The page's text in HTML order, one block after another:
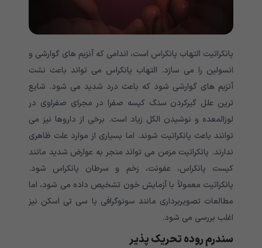
پانکراتیت التهاب پانکراس است، اندامی که آنزیم های گوارشی و
انسولین را می سازد. التهاب پانکراس می تواند باعث نشت
آنزیم های گوارشی شود که باعث درد شدید می شود. شایع
ترین علل گیرکردن سنگ کیسه صفرا در مجرای صفراوی در
لوزالمعده و نوشیدن الکل زیاد است. برخی از داروها نیز می
توانند باعث پانکراتیت شوند. اما بسیاری از موارد علت ظاهری
ندارند. پانکراتیت مزمن می تواند منجر به عوارض شدید مانند
کیست پانکراس، عفونت، زخم و سرطان پانکراس شود.
پانکراتیت معمولاً با آزمایش خون تشخیص داده می شود، اما
مطالعات تصویربرداری مانند سونوگرافی یا سی تی اسکن نیز
اغلب بررسی می شود.
سندرم روده تحریک پذیر